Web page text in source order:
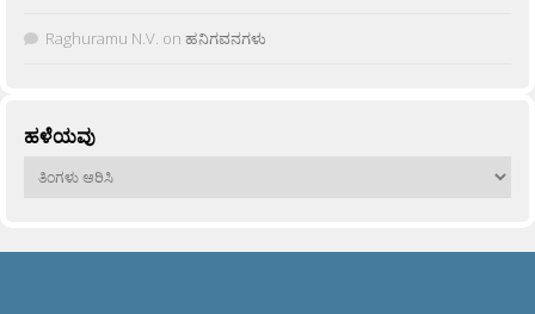
Raghuramu N.V. on ಹನಿಗವನಗಳು
ಹಳೆಯವು
ಹಳೆಯವು